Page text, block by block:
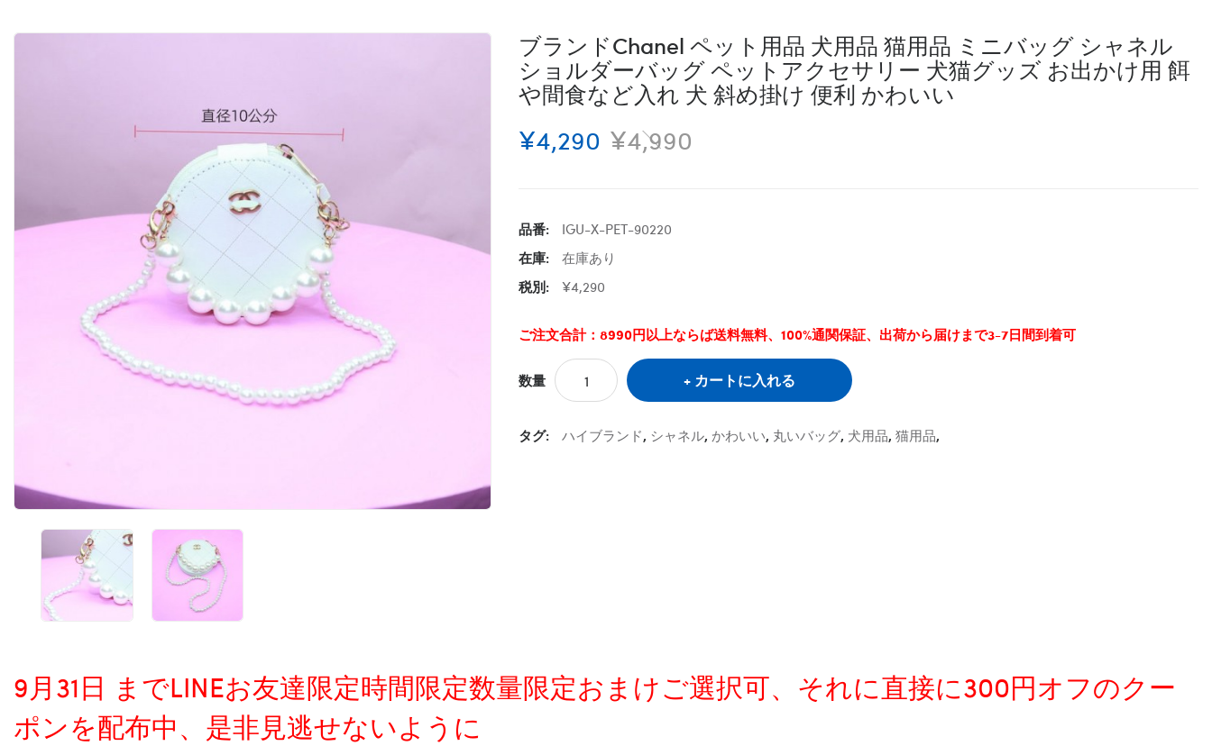
ブランドChanel ペット用品 犬用品 猫用品 ミニバッグ シャネル
ショルダーバッグ ペットアクセサリー 犬猫グッズ お出かけ用 餌
や間食など入れ 犬 斜め掛け 便利 かわいい
¥4,290 ¥4,990
品番:
IGU-X-PET-90220
在庫:
在庫あり
税別:
¥4,290
ご注文合計：8990円以上ならば送料無料、100%通関保証、出荷から届けまで3-7日間到着可
数量 カートに入れる
タグ: ハイブランド, シャネル, かわいい, 丸いバッグ, 犬用品, 猫用品,
9月31日 までLINEお友達限定時間限定数量限定おまけご選択可、それに直接に300円オフのクー
ポンを配布中、是非見逃せないように